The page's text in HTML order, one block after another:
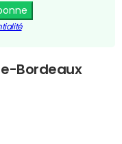
Bordeaux